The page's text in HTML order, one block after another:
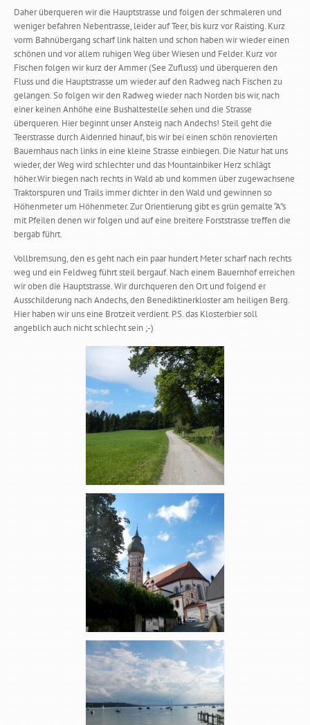
Daher überqueren wir die Hauptstrasse und folgen der schmaleren und
weniger befahren Nebentrasse, leider auf Teer, bis kurz vor Raisting. Kurz
vorm Bahnübergang scharf link halten und schon haben wir wieder einen
schönen und vor allem ruhigen Weg über Wiesen und Felder. Kurz vor
Fischen folgen wir kurz der Ammer (See Zufluss) und überqueren den
Fluss und die Hauptstrasse um wieder auf den Radweg nach Fischen zu
gelangen. So folgen wir den Radweg wieder nach Norden bis wir, nach
einer keinen Anhöhe eine Bushaltestelle sehen und die Strasse
überqueren. Hier beginnt unser Ansteig nach Andechs! Steil geht die
Teerstrasse durch Aidenried hinauf, bis wir bei einen schön renovierten
Bauernhaus nach links in eine kleine Strasse einbiegen. Die Natur hat uns
wieder, der Weg wird schlechter und das Mountainbiker Herz schlägt
höher.Wir biegen nach rechts in Wald ab und kommen über zugewachsene
Traktorspuren und Trails immer dichter in den Wald und gewinnen so
Höhenmeter um Höhenmeter. Zur Orientierung gibt es grün gemalte “A”s
mit Pfeilen denen wir folgen und auf eine breitere Forststrasse treffen die
bergab führt.
Vollbremsung, den es geht nach ein paar hundert Meter scharf nach rechts
weg und ein Feldweg führt steil bergauf. Nach einem Bauernhof erreichen
wir oben die Hauptstrasse. Wir durchqueren den Ort und folgend er
Ausschilderung nach Andechs, den Benediktinerkloster am heiligen Berg.
Hier haben wir uns eine Brotzeit verdient. P.S. das Klosterbier soll
angeblich auch nicht schlecht sein ;-)